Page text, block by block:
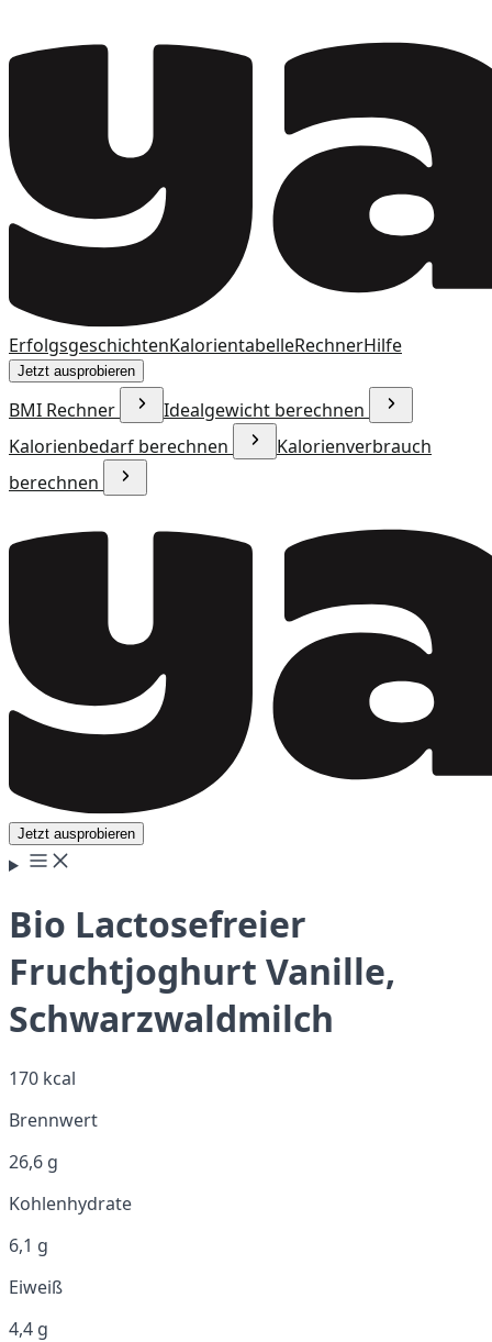
ErfolgsgeschichtenKalorientabelleRechnerHilfe
Jetzt ausprobieren
BMI Rechner
Idealgewicht berechnen
Kalorienbedarf berechnen
Kalorienverbrauch
berechnen
Jetzt ausprobieren
Bio Lactosefreier
Fruchtjoghurt Vanille,
Schwarzwaldmilch
170 kcal
Brennwert
26,6 g
Kohlenhydrate
6,1 g
Eiweiß
4,4 g